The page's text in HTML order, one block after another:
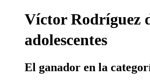
Víctor Rodríguez
adolescentes
El ganador en la